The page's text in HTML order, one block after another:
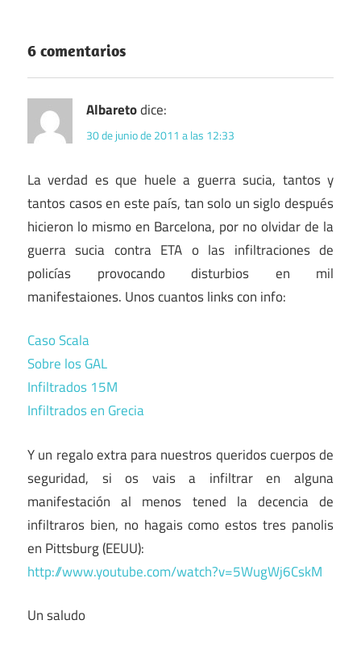
6 comentarios
Albaretodice:
30 de junio de 2011 a las 12:33
La verdad es que huele a guerra sucia, tantos y
tantos casos en este país, tan solo un siglo después
hicieron lo mismo en Barcelona, por no olvidar de la
guerra sucia contra ETA o las infiltraciones de
policías provocando disturbios en mil
manifestaiones. Unos cuantos links con info:
Caso Scala
Sobre los GAL
Infiltrados 15M
Infiltrados en Grecia
Y un regalo extra para nuestros queridos cuerpos de
seguridad, si os vais a infiltrar en alguna
manifestación al menos tened la decencia de
infiltraros bien, no hagais como estos tres panolis
en Pittsburg (EEUU):
http://www.youtube.com/watch?v=5WugWj6CskM
Un saludo